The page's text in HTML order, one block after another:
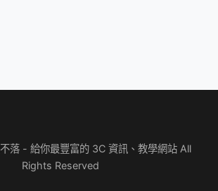
落 - 給你最豐富的 3C 資訊、教學網站 All
Rights Reserved